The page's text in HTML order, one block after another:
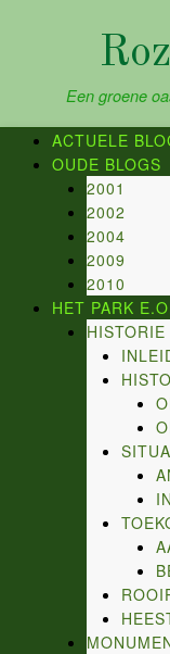
Een groene
ACTUELE
OUDE BLOGS
2001
2002
2004
2009
2010
HET PARK
HISTORIE